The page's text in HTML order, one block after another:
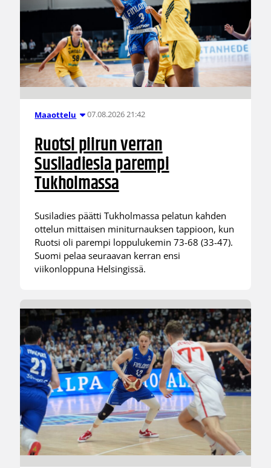
Maaottelu 07.08.2026 21:42
Ruotsi piirun verran
Susiladiesia parempi
Tukholmassa
Susiladies päätti Tukholmassa pelatun kahden
ottelun mittaisen miniturnauksen tappioon, kun
Ruotsi oli parempi loppulukemin 73-68 (33-47).
Suomi pelaa seuraavan kerran ensi
viikonloppuna Helsingissä.